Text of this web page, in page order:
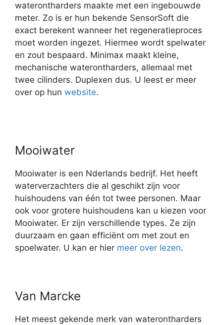
waterontharders maakte met een ingebouwde
meter. Zo is er hun bekende SensorSoft die
exact berekent wanneer het regeneratieproces
moet worden ingezet. Hiermee wordt spelwater
en zout bespaard. Minimax maakt kleine,
mechanische waterontharders, allemaal met
twee cilinders. Duplexen dus. U leest er meer
over op hun website.
Mooiwater
Mooiwater is een Nderlands bedrijf. Het heeft
waterverzachters die al geschikt zijn voor
huishoudens van één tot twee personen. Maar
ook voor grotere huishoudens kan u kiezen voor
Mooiwater. Er zijn verschillende types. Ze zijn
duurzaam en gaan efficiënt om met zout en
spoelwater. U kan er hier meer over lezen.
Van Marcke
Het meest gekende merk van waterontharders